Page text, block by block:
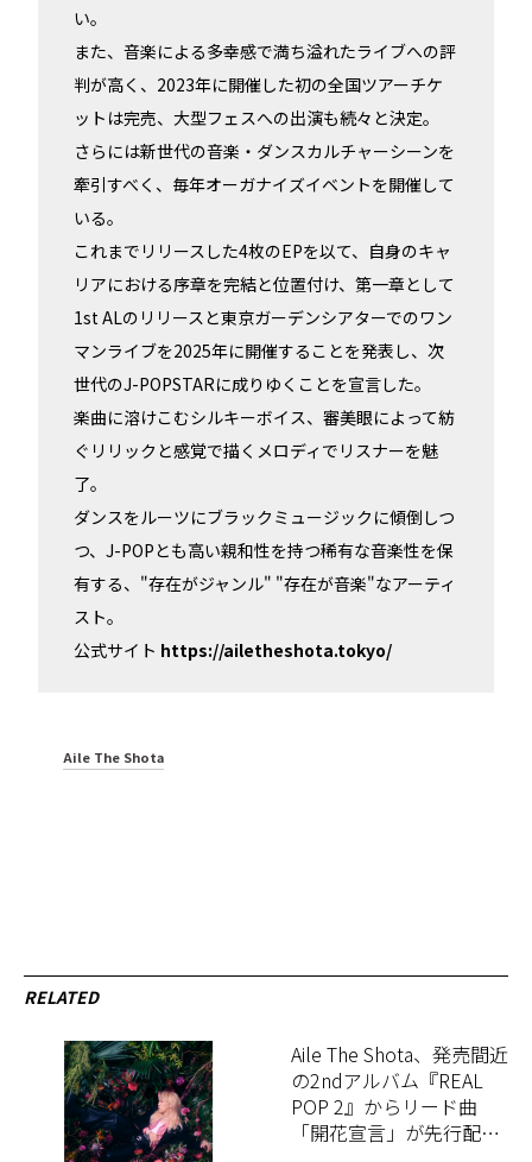
い。
また、音楽による多幸感で満ち溢れたライブへの評
判が高く、2023年に開催した初の全国ツアーチケ
ットは完売、大型フェスへの出演も続々と決定。
さらには新世代の音楽・ダンスカルチャーシーンを
牽引すべく、毎年オーガナイズイベントを開催して
いる。
これまでリリースした4枚のEPを以て、自身のキャ
リアにおける序章を完結と位置付け、第一章として
1st ALのリリースと東京ガーデンシアターでのワン
マンライブを2025年に開催することを発表し、次
世代のJ-POPSTARに成りゆくことを宣言した。
楽曲に溶けこむシルキーボイス、審美眼によって紡
ぐリリックと感覚で描くメロディでリスナーを魅
了。
ダンスをルーツにブラックミュージックに傾倒しつ
つ、J-POPとも高い親和性を持つ稀有な音楽性を保
有する、"存在がジャンル" "存在が音楽"なアーティ
スト。
公式サイト https://ailetheshota.tokyo/
Aile The Shota
RELATED
Aile The Shota、発売間近
の2ndアルバム『REAL
POP 2』からリード曲
「開花宣言」が先行配